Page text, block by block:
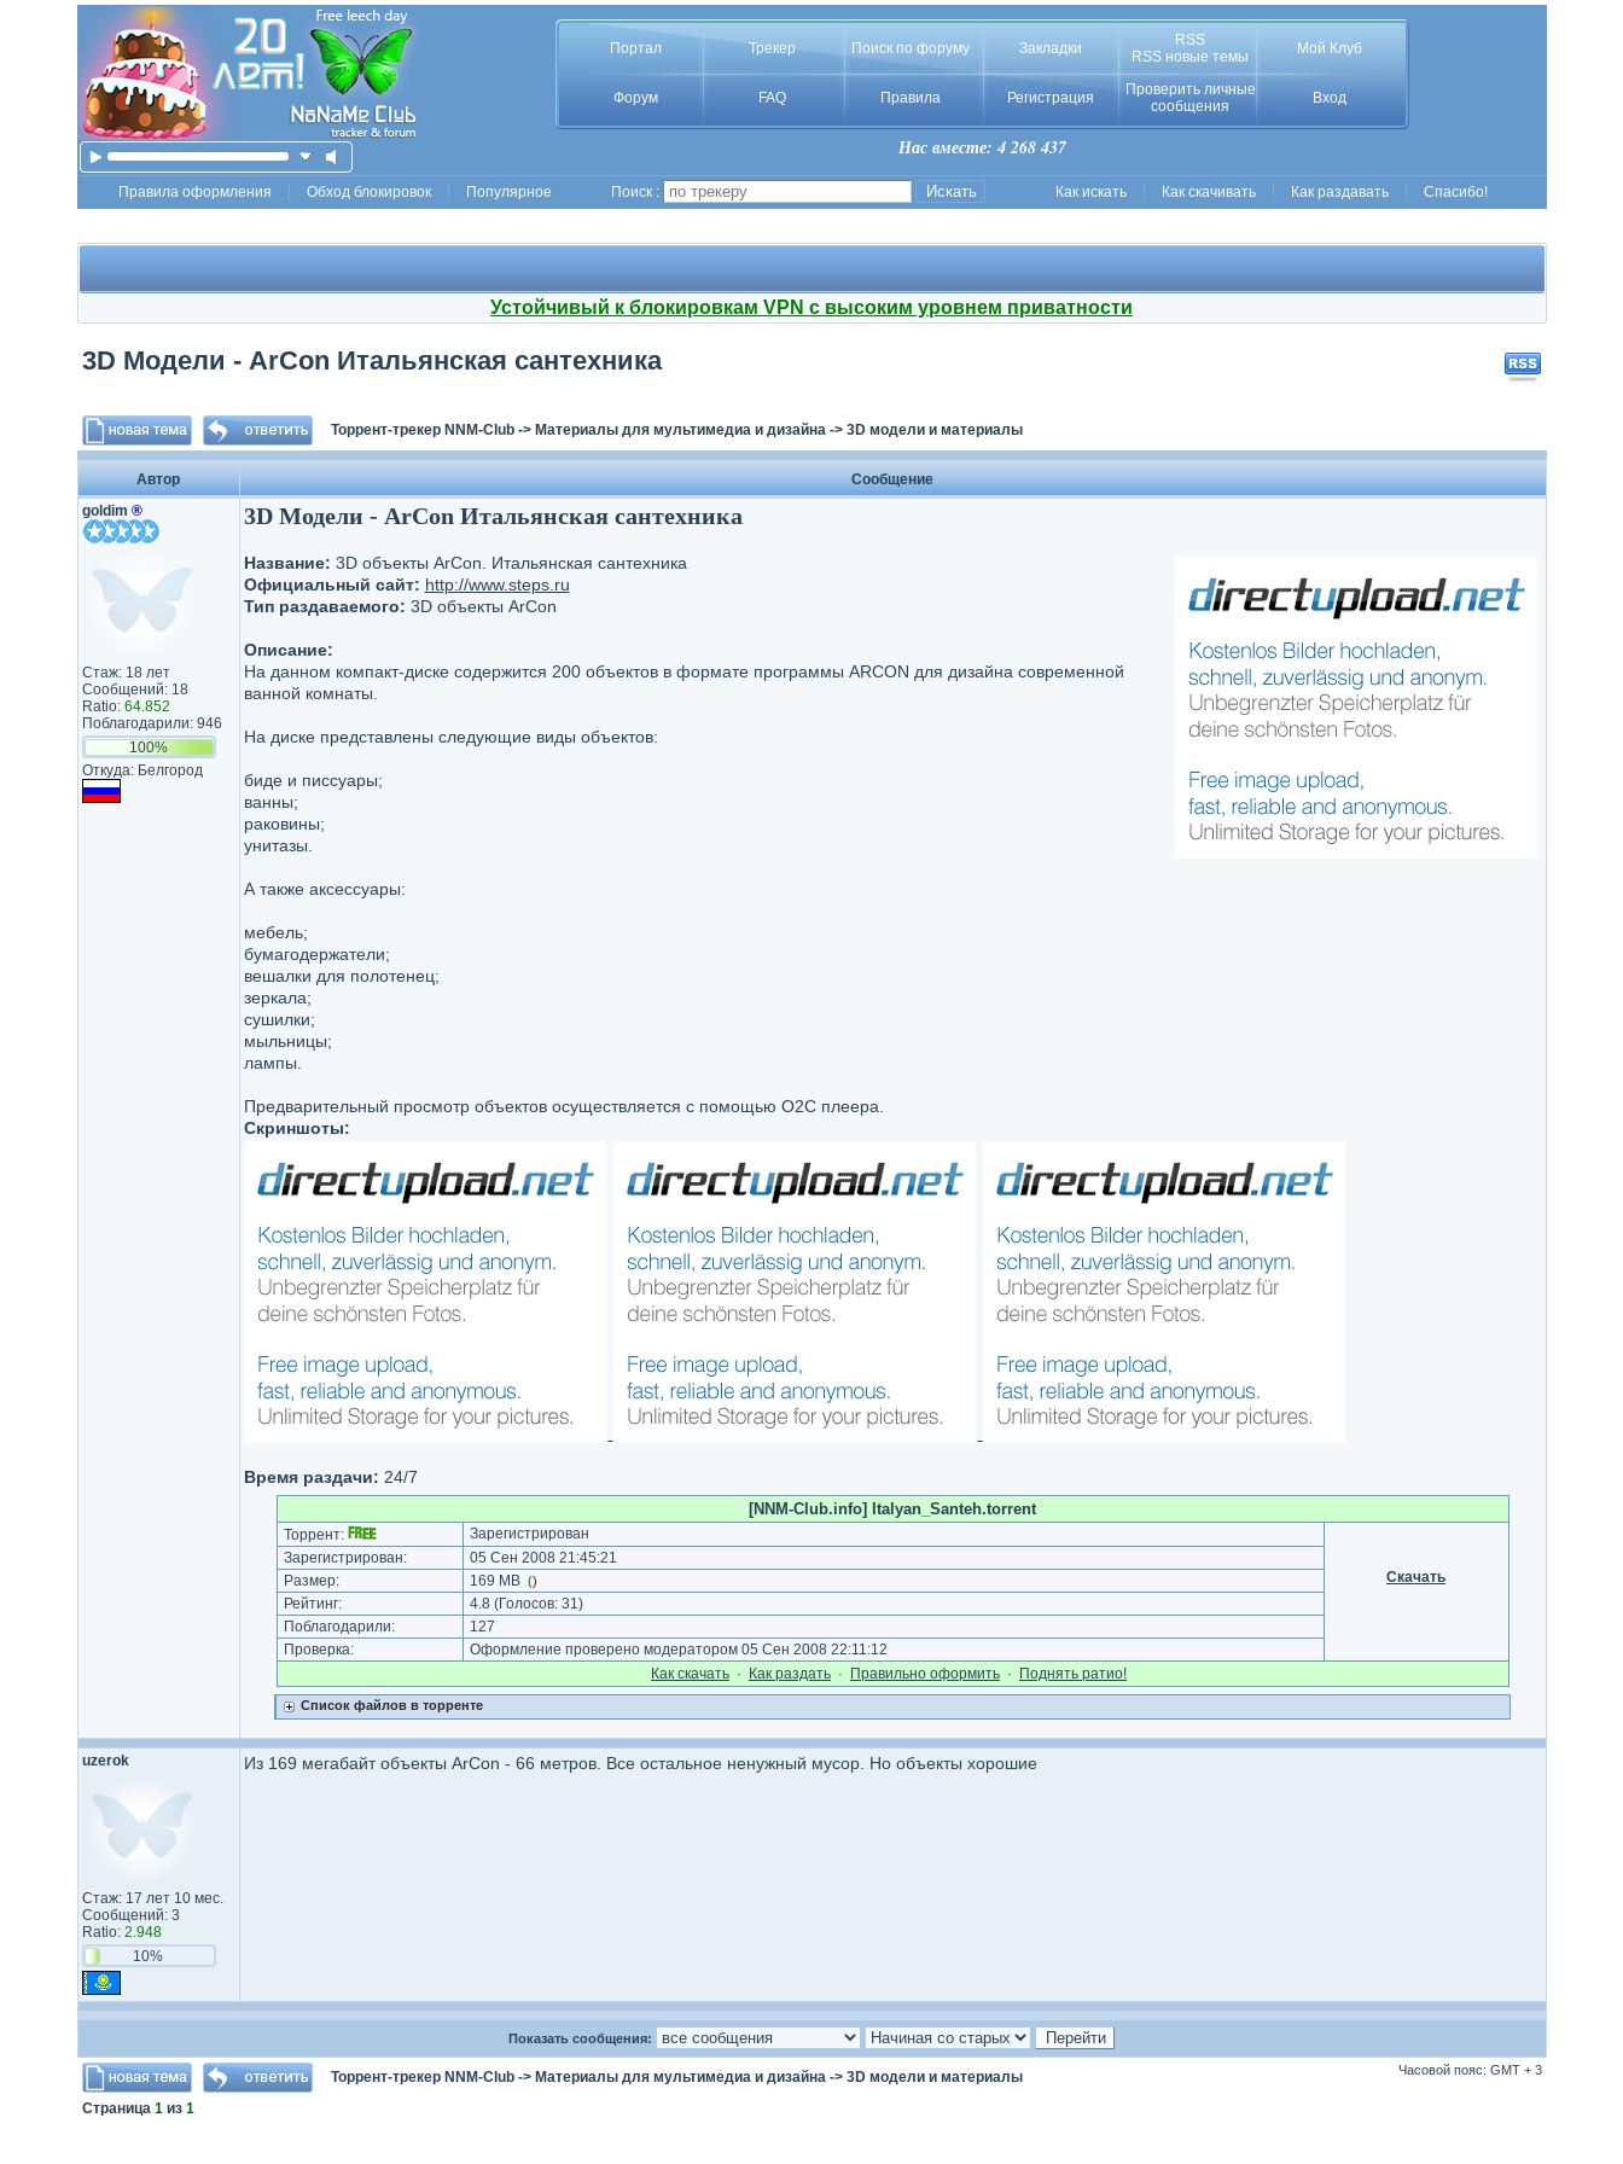
Портал Трекер Поиск по форуму Закладки
RSS
RSS новые темы
Мой Клуб
Форум FAQ Правила Регистрация
Проверить личные
сообщения
Вход
Нас вместе: 4 268 437
Правила оформления Обход блокировок Популярное Поиск : Как искать Как скачивать Как раздавать Спасибо!
Устойчивый к блокировкам VPN с высоким уровнем приватности
3D Модели - ArCon Итальянская сантехника
Торрент-трекер NNM-Club-> Материалы для мультимедиа и дизайна-> 3D модели и материалы
Автор
Сообщение
goldim ®
Стаж: 18 лет
Сообщений: 18
Ratio: 64.852
Поблагодарили: 946
100%
Откуда: Белгород
3D Модели - ArCon Итальянская сантехника
Название: 3D объекты ArCon. Итальянская сантехника
Официальный сайт: http://www.steps.ru
Тип раздаваемого: 3D объекты ArCon
Описание:
На данном компакт-диске содержится 200 объектов в формате программы ARCON для дизайна современной
ванной комнаты.
На диске представлены следующие виды объектов:
биде и писсуары;
ванны;
раковины;
унитазы.
А также аксессуары:
мебель;
бумагодержатели;
вешалки для полотенец;
зеркала;
сушилки;
мыльницы;
лампы.
Предварительный просмотр объектов осуществляется с помощью О2С плеера.
Скриншоты:
Время раздачи: 24/7
[NNM-Club.info] Italyan_Santeh.torrent
Торрент: Зарегистрирован
Скачать
Зарегистрирован:
05 Сен 2008 21:45:21
Размер:
169 MB ()
Рейтинг: 4.8 (Голосов: 31)
Поблагодарили:
127
Проверка:
Оформление проверено модератором 05 Сен 2008 22:11:12
Как cкачать · Как раздать · Правильно оформить · Поднять ратио!
Список файлов в торренте
uzerok
Стаж: 17 лет 10 мес.
Сообщений: 3
Ratio: 2.948
10%
Из 169 мегабайт объекты ArCon - 66 метров. Все остальное ненужный мусор. Но объекты хорошие
Показать сообщения:
Торрент-трекер NNM-Club-> Материалы для мультимедиа и дизайна-> 3D модели и материалы Часовой пояс: GMT + 3
Страница 1из 1